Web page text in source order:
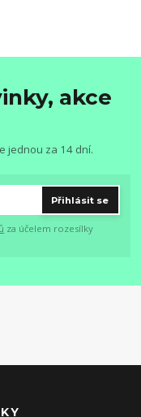
akce
jednou za 14 dní.
Přihlásit se
za účelem rozesílky